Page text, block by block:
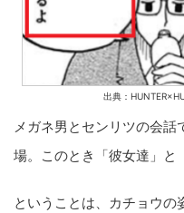
出典：
メガネ男とセンリツの会話
場。このとき「彼女達」と
ということは、カチョウの